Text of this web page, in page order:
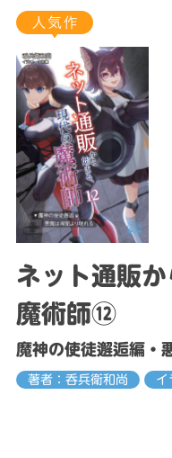
ネット通販
魔術師⑫
魔神の使徒邂逅編・
著者：呑兵衛和尚 イ